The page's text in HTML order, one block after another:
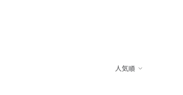
人気順